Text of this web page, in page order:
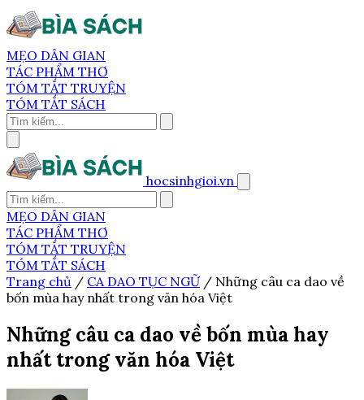
MẸO DÂN GIAN
TÁC PHẨM THƠ
TÓM TẮT TRUYỆN
TÓM TẮT SÁCH
hocsinhgioi.vn
MẸO DÂN GIAN
TÁC PHẨM THƠ
TÓM TẮT TRUYỆN
TÓM TẮT SÁCH
Trang chủ / CA DAO TỤC NGỮ / Những câu ca dao về
bốn mùa hay nhất trong văn hóa Việt
Những câu ca dao về bốn mùa hay
nhất trong văn hóa Việt